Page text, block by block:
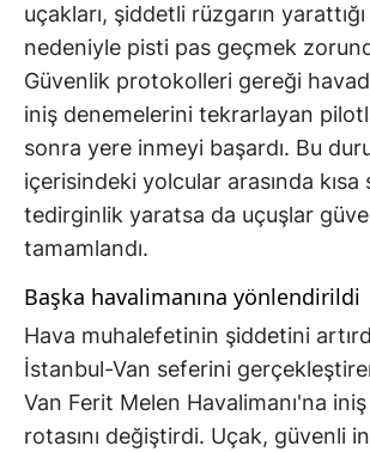
uçakları, şiddetli rüzgarın
nedeniyle pisti pas geçmek
Güvenlik protokolleri gereği
iniş denemelerini tekrarlayan
sonra yere inmeyi başardı. Bu
içerisindeki yolcular arasında kısa
tedirginlik yaratsa da uçuşlar
tamamlandı.
Başka havalimanına yönlendirildi
Hava muhalefetinin şiddetini
İstanbul-Van seferini
Van Ferit Melen Havalimanı'na
rotasını değiştirdi. Uçak, güvenli